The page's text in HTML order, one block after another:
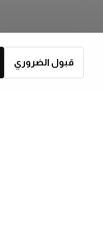
قبول الضروري